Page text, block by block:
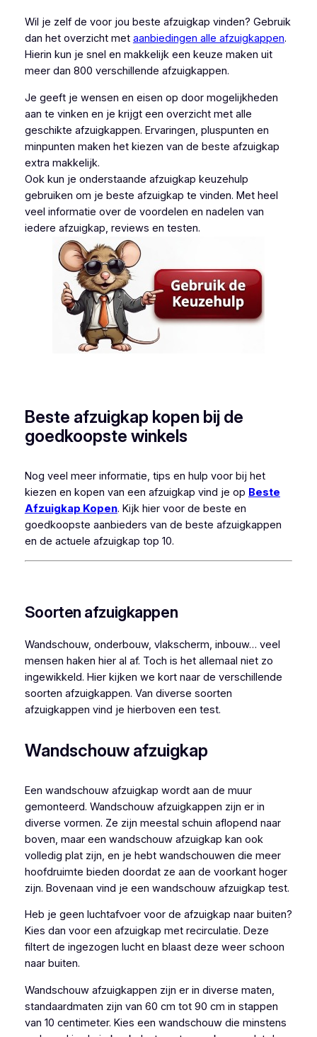
Wil je zelf de voor jou beste afzuigkap vinden? Gebruik
dan het overzicht met aanbiedingen alle afzuigkappen.
Hierin kun je snel en makkelijk een keuze maken uit
meer dan 800 verschillende afzuigkappen.
Je geeft je wensen en eisen op door mogelijkheden
aan te vinken en je krijgt een overzicht met alle
geschikte afzuigkappen. Ervaringen, pluspunten en
minpunten maken het kiezen van de beste afzuigkap
extra makkelijk.
Ook kun je onderstaande afzuigkap keuzehulp
gebruiken om je beste afzuigkap te vinden. Met heel
veel informatie over de voordelen en nadelen van
iedere afzuigkap, reviews en testen.
Beste afzuigkap kopen bij de
goedkoopste winkels
Nog veel meer informatie, tips en hulp voor bij het
kiezen en kopen van een afzuigkap vind je op Beste
Afzuigkap Kopen. Kijk hier voor de beste en
goedkoopste aanbieders van de beste afzuigkappen
en de actuele afzuigkap top 10.
Soorten afzuigkappen
Wandschouw, onderbouw, vlakscherm, inbouw… veel
mensen haken hier al af. Toch is het allemaal niet zo
ingewikkeld. Hier kijken we kort naar de verschillende
soorten afzuigkappen. Van diverse soorten
afzuigkappen vind je hierboven een test.
Wandschouw afzuigkap
Een wandschouw afzuigkap wordt aan de muur
gemonteerd. Wandschouw afzuigkappen zijn er in
diverse vormen. Ze zijn meestal schuin aflopend naar
boven, maar een wandschouw afzuigkap kan ook
volledig plat zijn, en je hebt wandschouwen die meer
hoofdruimte bieden doordat ze aan de voorkant hoger
zijn. Bovenaan vind je een wandschouw afzuigkap test.
Heb je geen luchtafvoer voor de afzuigkap naar buiten?
Kies dan voor een afzuigkap met recirculatie. Deze
filtert de ingezogen lucht en blaast deze weer schoon
naar buiten.
Wandschouw afzuigkappen zijn er in diverse maten,
standaardmaten zijn van 60 cm tot 90 cm in stappen
van 10 centimeter. Kies een wandschouw die minstens